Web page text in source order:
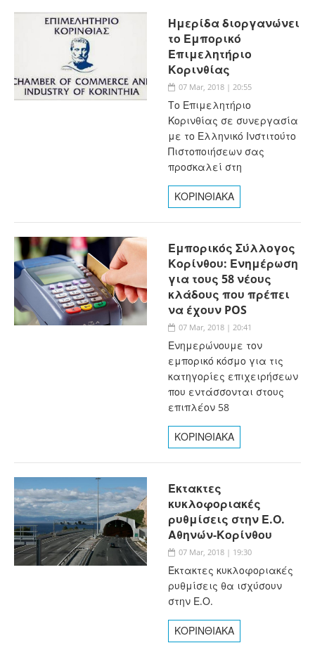
Ημερίδα διοργανώνει
το Εμπορικό
Επιμελητήριο
Κορινθίας
07 Mar, 2018 | 20:55
Το Επιμελητήριο
Κορινθίας σε συνεργασία
με το Ελληνικό Ινστιτούτο
Πιστοποιήσεων σας
προσκαλεί στη
ΚΟΡΙΝΘΙΑΚΑ
Εμπορικός Σύλλογος
Κορίνθου: Ενημέρωση
για τους 58 νέους
κλάδους που πρέπει
να έχουν POS
07 Mar, 2018 | 20:41
Ενημερώνουμε τον
εμπορικό κόσμο για τις
κατηγορίες επιχειρήσεων
που εντάσσονται στους
επιπλέον 58
ΚΟΡΙΝΘΙΑΚΑ
Έκτακτες
κυκλοφοριακές
ρυθμίσεις στην Ε.Ο.
Αθηνών-Κορίνθου
07 Mar, 2018 | 19:30
Έκτακτες κυκλοφοριακές
ρυθμίσεις θα ισχύσουν
στην Ε.Ο.
ΚΟΡΙΝΘΙΑΚΑ